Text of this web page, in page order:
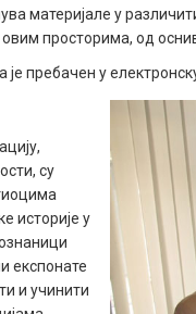
материјале у
просторима, од
пребачен у
су
историје у
експонате
и учинити